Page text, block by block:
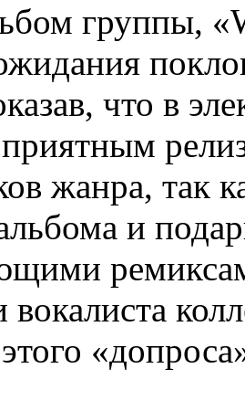
группы,
что в
жанра, так
и